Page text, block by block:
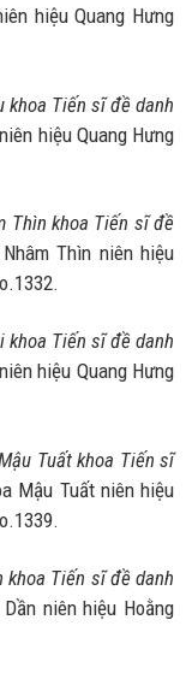
hiệu Quang Hưng
khoa Tiến sĩ đề danh
hiệu Quang Hưng
Thìn khoa Tiến sĩ đề
Thìn niên hiệu
khoa Tiến sĩ đề danh
hiệu Quang Hưng
Tuất khoa Tiến sĩ
Mậu Tuất niên hiệu
khoa Tiến sĩ đề danh
niên hiệu Hoằng